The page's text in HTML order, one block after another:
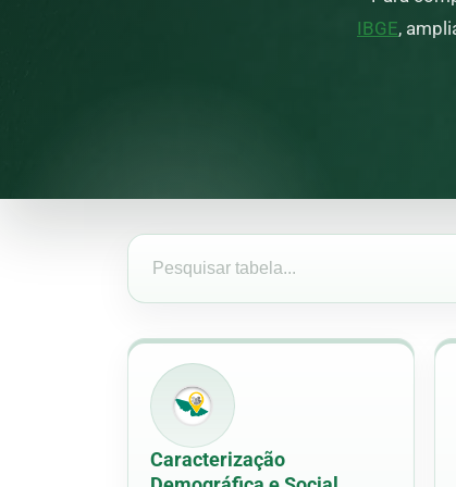
IBGE,
Pesquisar tabela
Caracterização